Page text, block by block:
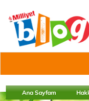
Ana Sayfam